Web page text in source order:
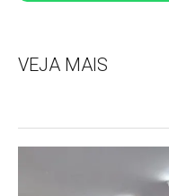
VEJA MAIS